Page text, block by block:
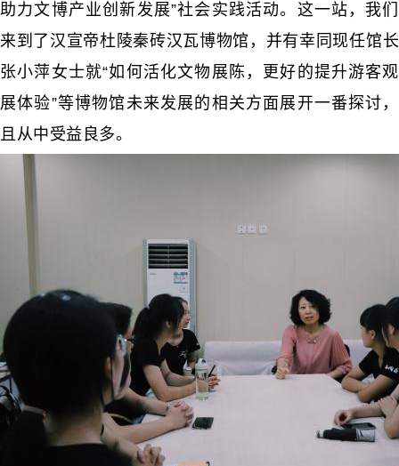
助力文博产业创新发展”社会实践活动。这一站，我们
来到了汉宣帝杜陵秦砖汉瓦博物馆，并有幸同现任馆长
张小萍女士就“如何活化文物展陈，更好的提升游客观
展体验”等博物馆未来发展的相关方面展开一番探讨，
且从中受益良多。